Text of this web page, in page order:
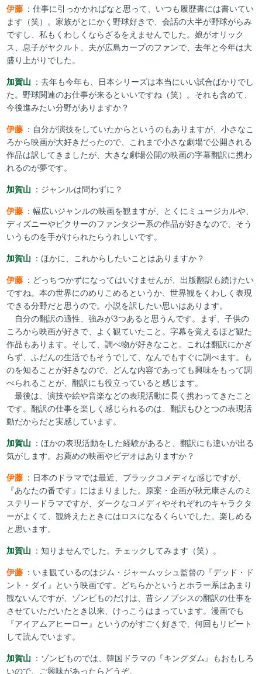
伊藤 ：仕事に引っかかればなと思って、いつも履歴書には書いてい
ます（笑）。家族がとにかく野球好きで、会話の大半が野球がらみ
ですし、私もくわしくならざるをえませんでした。娘がオリック
ス、息子がヤクルト、夫が広島カープのファンで、去年と今年は大
盛り上がりでした。
加賀山 ：去年も今年も、日本シリーズは本当にいい試合ばかりでし
た。野球関連のお仕事が来るといいですね（笑）。それも含めて、
今後進みたい分野がありますか？
伊藤 ：自分が演技をしていたからというのもありますが、小さなこ
ろから映画が大好きだったので、これまで小さな劇場で公開される
作品は訳してきましたが、大きな劇場公開の映画の字幕翻訳に携わ
れるのが夢です。
加賀山 ：ジャンルは問わずに？
伊藤 ：幅広いジャンルの映画を観ますが、とくにミュージカルや、
ディズニーやピクサーのファンタジー系の作品が好きなので、そう
いうものを手がけられたらうれしいです。
加賀山 ：ほかに、これからしたいことはありますか？
伊藤 ：どっちつかずになってはいけませんが、出版翻訳も続けたい
ですね。本の世界にのめりこめるというか、世界観をくわしく表現
できる分野だと思うので。小説を訳したい思いはあります。
自分の翻訳の適性、強みが3つあると思うんです。まず、子供の
ころから映画が好きで、よく観ていたこと。字幕を覚えるほど観た
作品もあります。そして、調べ物が好きなこと。これは翻訳にかぎ
らず、ふだんの生活でもそうでして、なんでもすぐに調べます。も
のを知ることが好きなので、どんな内容であっても興味をもって調
べられることが、翻訳にも役立っていると感じます。
最後は、演技や絵や音楽などの表現活動に長く携わってきたこと
です。翻訳の仕事を楽しく感じられるのは、翻訳もひとつの表現活
動だからだと実感しています。
加賀山 ：ほかの表現活動をした経験があると、翻訳にも違いが出る
気がします。お薦めの映画やビデオはありますか？
伊藤 ：日本のドラマでは最近、ブラックコメディな感じですが、
『あなたの番です』にはまりました。原案・企画が秋元康さんのミ
ステリードラマですが、ダークなコメディやそれぞれのキャラクタ
ーがよくて、観終えたときにはロスになるくらいでした。楽しめる
と思います。
加賀山 ：知りませんでした。チェックしてみます（笑）。
伊藤 ：いま観ているのはジム・ジャームッシュ監督の『デッド・ド
ント・ダイ』という映画です。どちらかというとホラー系はあまり
観ないんですが、ゾンビものだけは、昔シノプシスの翻訳の仕事を
させていただいたとき以来、けっこうはまっています。漫画でも
『アイアムアヒーロー』というのがすごく好きで、何回もリピート
して読んでいます。
加賀山 ：ゾンビものでは、韓国ドラマの『キングダム』もおもしろ
いので、ご興味があったらどうぞ。